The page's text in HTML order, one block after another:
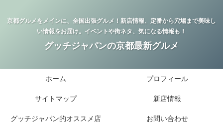
京都グルメをメインに、全国出張グルメ！新店情報、定番から穴場まで美味し
い情報をお届け。イベントや街ネタ、気になる情報も！
グッチジャパンの京都最新グルメ
ホーム プロフィール
サイトマップ 新店情報
グッチジャパン的オススメ店 お問い合わせ